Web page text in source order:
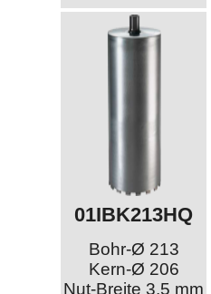
01IBK213HQ
Bohr-Ø 213
Kern-Ø 206
Nut-Breite 3,5 mm